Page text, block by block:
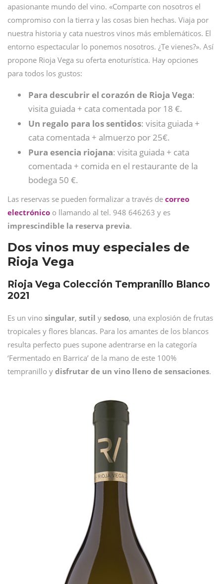
apasionante mundo del vino. «Comparte con nosotros el
compromiso con la tierra y las cosas bien hechas. Viaja por
nuestra historia y cata nuestros vinos más emblemáticos. El
entorno espectacular lo ponemos nosotros. ¿Te vienes?». Así
propone Rioja Vega su oferta enoturística. Hay opciones
para todos los gustos:
Para descubrir el corazón de Rioja Vega:
visita guiada + cata comentada por 18 €.
Un regalo para los sentidos: visita guiada +
cata comentada + almuerzo por 25€.
Pura esencia riojana: visita guiada + cata
comentada + comida en el restaurante de la
bodega 50 €.
Las reservas se pueden formalizar a través de correo
electrónico o llamando al tel. 948 646263 y es
imprescindible la reserva previa.
Dos vinos muy especiales de
Rioja Vega
Rioja Vega Colección Tempranillo Blanco
2021
Es un vino singular, sutil y sedoso, una explosión de frutas
tropicales y flores blancas. Para los amantes de los blancos
resulta perfecto pues supone adentrarse en la categoría
‘Fermentado en Barrica’ de la mano de este 100%
tempranillo y disfrutar de un vino lleno de sensaciones.